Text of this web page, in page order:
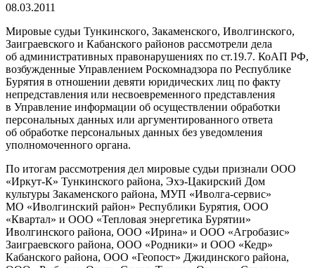
08.03.2011
Мировые судьи Тункинского, Закаменского, Иволгинского,
Заиграевского и Кабанского районов рассмотрели дела
об административных правонарушениях по ст.19.7. КоАП РФ,
возбужденные Управлением Роскомнадзора по Республике
Бурятия в отношении девяти юридических лиц по факту
непредставления или несвоевременного представления
в Управление информации об осуществлении обработки
персональных данных или аргументированного ответа
об обработке персональных данных без уведомления
уполномоченного органа.
По итогам рассмотрения дел мировые судьи признали ООО
«Иркут-К» Тункинского района, Эхэ-Цакирский Дом
культуры Закаменского района, МУП «Иволга-сервис»
МО «Иволгинский район» Республики Бурятия, ООО
«Квартал» и ООО «Тепловая энергетика Бурятии»
Иволгинского района, ООО «Ирина» и ООО «Агробазис»
Заиграевского района, ООО «Родники» и ООО «Кедр»
Кабанского района, ООО «Геопост» Джидинского района,